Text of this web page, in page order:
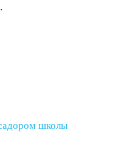
школы